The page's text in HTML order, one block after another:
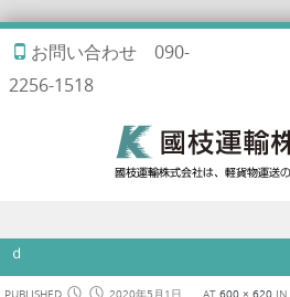
お問い合わせ 090-
2256-1518
Skip to content
ｄ
PUBLISHED 2020年5月1日 AT 600 × 620 IN